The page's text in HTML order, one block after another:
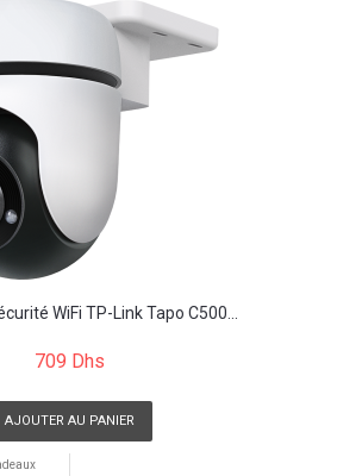
WiFi TP-Link Tapo C500...
709 Dhs
AJOUTER AU PANIER